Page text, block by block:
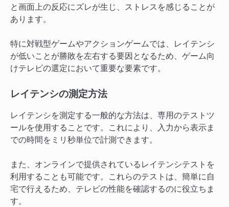
と画面上の反応にズレが生じ、ストレスを感じることが
あります。
特に対戦型ゲームやアクションゲームでは、レイテンシ
が低いことが勝敗を左右する要因となるため、ゲーム向
けテレビの選定において重要な要素です。
レイテンシの測定方法
レイテンシを測定する一般的な方法は、専用のテストツ
ールを使用することです。これにより、入力から表示ま
での時間をミリ秒単位で計測できます。
また、オンラインで提供されているレイテンシテストを
利用することも可能です。これらのテストは、簡単に自
宅で行えるため、テレビの性能を確認するのに役立ちま
す。